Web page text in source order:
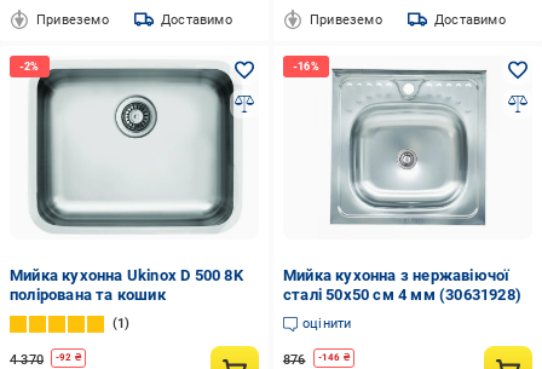
Привеземо Доставимо Привеземо Доставимо
Мийка кухонна Ukinox D 500 8K
полірована та кошик
1
4 370 -92 ₴
Мийка кухонна з нержавіючої
сталі 50x50 см 4 мм (30631928)
оцінити
876 -146 ₴